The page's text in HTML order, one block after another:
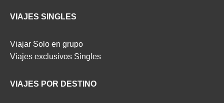
VIAJES SINGLES
Viajar Solo en grupo
Viajes exclusivos Singles
VIAJES POR DESTINO